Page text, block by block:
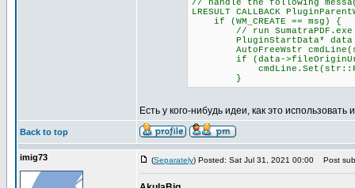
// handle the following
LRESULT CALLBACK
if (WM_CREATE == msg) {
// run SumatraPDF.exe
PluginStartData* data =
AutoFreeWstr
if (data-
}
Есть у кого-нибудь идеи, как это
Back to top
imig73 (Separately) Posted: Sat Jul 31, 2021 00:00 Post